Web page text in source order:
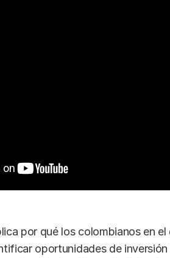
por qué los colombianos en
oportunidades de